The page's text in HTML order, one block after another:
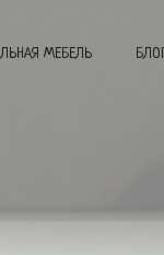
МЕБЕЛЬ БЛОГ